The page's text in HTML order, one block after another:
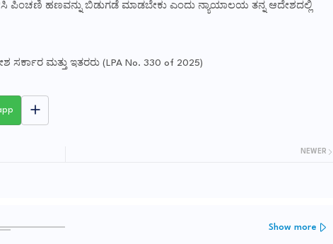
ಪಿಂಚಣಿ ಹಣವನ್ನು ಬಿಡುಗಡೆ ಮಾಡಬೇಕು ಎಂದು ನ್ಯಾಯಾಲಯ ತನ್ನ ಆದೇಶದಲ್ಲಿ
ಮತ್ತು ಇತರರು (LPA No. 330 of 2025)
NEWER
Show more